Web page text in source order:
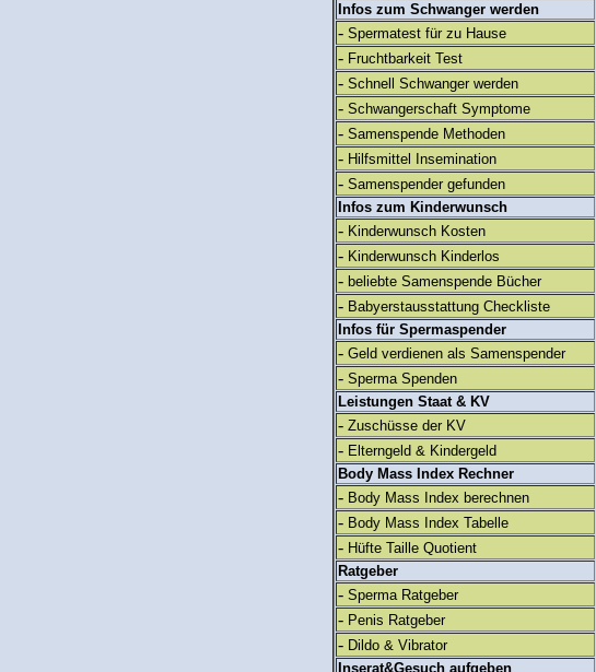
Infos zum Schwanger werden
- Spermatest für zu Hause
- Fruchtbarkeit Test
- Schnell Schwanger werden
- Schwangerschaft Symptome
- Samenspende Methoden
- Hilfsmittel Insemination
- Samenspender gefunden
Infos zum Kinderwunsch
- Kinderwunsch Kosten
- Kinderwunsch Kinderlos
- beliebte Samenspende Bücher
- Babyerstausstattung Checkliste
Infos für Spermaspender
- Geld verdienen als Samenspender
- Sperma Spenden
Leistungen Staat & KV
- Zuschüsse der KV
- Elterngeld & Kindergeld
Body Mass Index Rechner
- Body Mass Index berechnen
- Body Mass Index Tabelle
- Hüfte Taille Quotient
Ratgeber
- Sperma Ratgeber
- Penis Ratgeber
- Dildo & Vibrator
Inserat&Gesuch aufgeben